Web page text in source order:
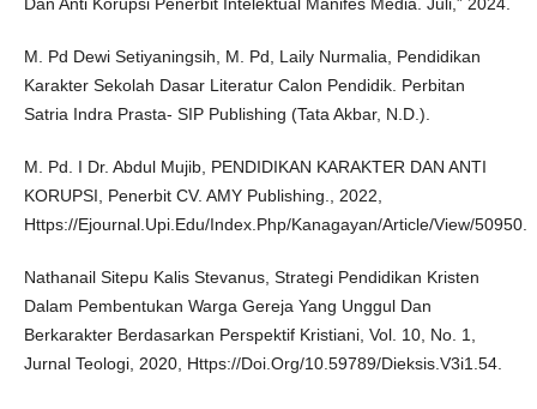
Dan Anti Korupsi Penerbit Intelektual Manifes Media. Juli,” 2024.
M. Pd Dewi Setiyaningsih, M. Pd, Laily Nurmalia, Pendidikan
Karakter Sekolah Dasar Literatur Calon Pendidik. Perbitan
Satria Indra Prasta- SIP Publishing (Tata Akbar, N.D.).
M. Pd. I Dr. Abdul Mujib, PENDIDIKAN KARAKTER DAN ANTI
KORUPSI, Penerbit CV. AMY Publishing., 2022,
Https://Ejournal.Upi.Edu/Index.Php/Kanagayan/Article/View/50950.
Nathanail Sitepu Kalis Stevanus, Strategi Pendidikan Kristen
Dalam Pembentukan Warga Gereja Yang Unggul Dan
Berkarakter Berdasarkan Perspektif Kristiani, Vol. 10, No. 1,
Jurnal Teologi, 2020, Https://Doi.Org/10.59789/Dieksis.V3i1.54.